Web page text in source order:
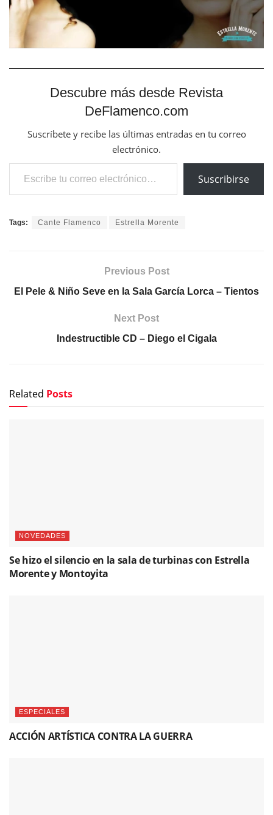
Descubre más desde Revista
DeFlamenco.com
Suscríbete y recibe las últimas entradas en tu correo
electrónico.
Escribe tu correo electrónico…
Suscribirse
Tags: Cante Flamenco Estrella Morente
Previous Post
El Pele & Niño Seve en la Sala García Lorca – Tientos
Next Post
Indestructible CD – Diego el Cigala
Related Posts
NOVEDADES
Se hizo el silencio en la sala de turbinas con Estrella
Morente y Montoyita
ESPECIALES
ACCIÓN ARTÍSTICA CONTRA LA GUERRA